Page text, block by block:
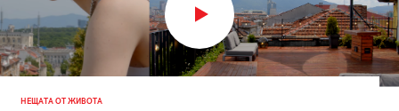
НЕЩАТА ОТ ЖИВОТА